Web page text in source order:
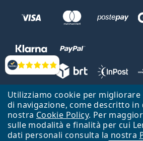
Utilizziamo cookie per migliorare
di navigazione, come descritto in
nostra Cookie Policy. Per
sulle modalità e finalità per cui
dati personali consulta la nostra
Valutazione
Lentiamo s.r.o., Vídeňská 12, 37833 Nová
Torna alla Home Page